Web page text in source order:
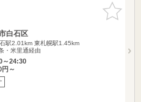
お気に入
りに追加
白石区
駅2.01km 東札幌駅1.45km
・米里通経由
～24:30
円～